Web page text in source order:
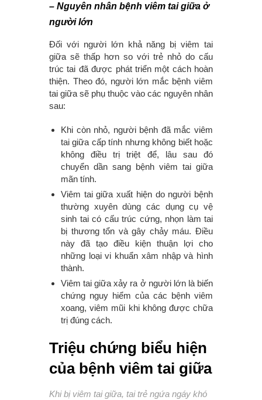
– Nguyên nhân bệnh viêm tai giữa ở
người lớn
Đối với người lớn khả năng bị viêm tai
giữa sẽ thấp hơn so với trẻ nhỏ do cấu
trúc tai đã được phát triển một cách hoàn
thiện. Theo đó, người lớn mắc bệnh viêm
tai giữa sẽ phụ thuộc vào các nguyên nhân
sau:
Khi còn nhỏ, người bệnh đã mắc viêm
tai giữa cấp tính nhưng không biết hoặc
không điều trị triệt để, lâu sau đó
chuyển dần sang bệnh viêm tai giữa
mãn tính.
Viêm tai giữa xuất hiện do người bệnh
thường xuyên dùng các dụng cụ vệ
sinh tai có cấu trúc cứng, nhọn làm tai
bị thương tổn và gây chảy máu. Điều
này đã tạo điều kiện thuận lợi cho
những loại vi khuẩn xâm nhập và hình
thành.
Viêm tai giữa xảy ra ở người lớn là biến
chứng nguy hiểm của các bệnh viêm
xoang, viêm mũi khi không được chữa
trị đúng cách.
Triệu chứng biểu hiện
của bệnh viêm tai giữa
Khi bị viêm tai giữa, tai trẻ ngứa ngáy khó